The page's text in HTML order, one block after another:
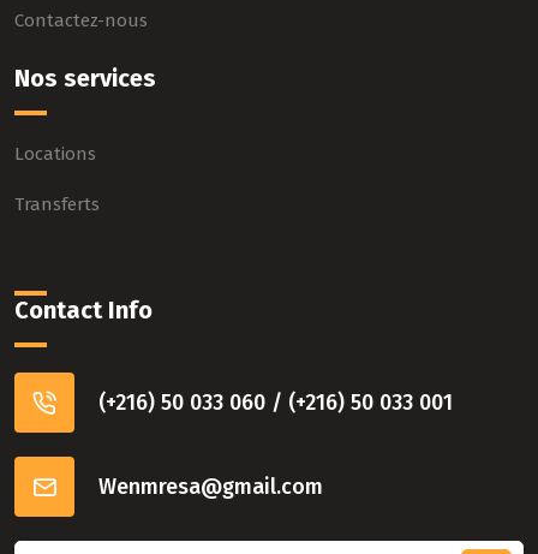
Contactez-nous
Nos services
Locations
Transferts
Contact Info
(+216) 50 033 060 / (+216) 50 033 001
Wenmresa@gmail.com